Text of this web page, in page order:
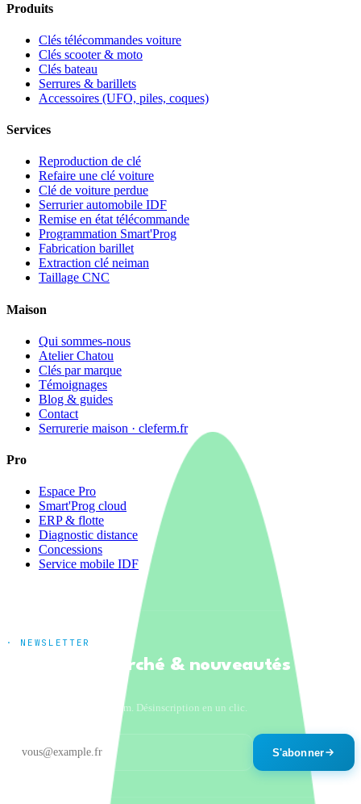
Produits
Clés télécommandes voiture
Clés scooter & moto
Clés bateau
Serrures & barillets
Accessoires (UFO, piles, coques)
Services
Reproduction de clé
Refaire une clé voiture
Clé de voiture perdue
Serrurier automobile IDF
Remise en état télécommande
Programmation Smart'Prog
Fabrication barillet
Extraction clé neiman
Taillage CNC
Maison
Qui sommes-nous
Atelier Chatou
Clés par marque
Témoignages
Blog & guides
Contact
Serrurerie maison · cleferm.fr
Pro
Espace Pro
Smart'Prog cloud
ERP & flotte
Diagnostic distance
Concessions
Service mobile IDF
· NEWSLETTER
Tendances marché & nouveautés
Un email par mois maximum. Désinscription en un clic.
S'abonner